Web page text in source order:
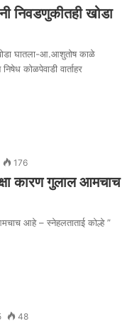
निवडणुकीतही खोडा
खोडा घातला-आ.आशुतोष काळे
कोळपेवाडी वार्ताहर
176
कारण गुलाल आमचाच
आहे – स्नेहलताताई कोल्हे ”
48